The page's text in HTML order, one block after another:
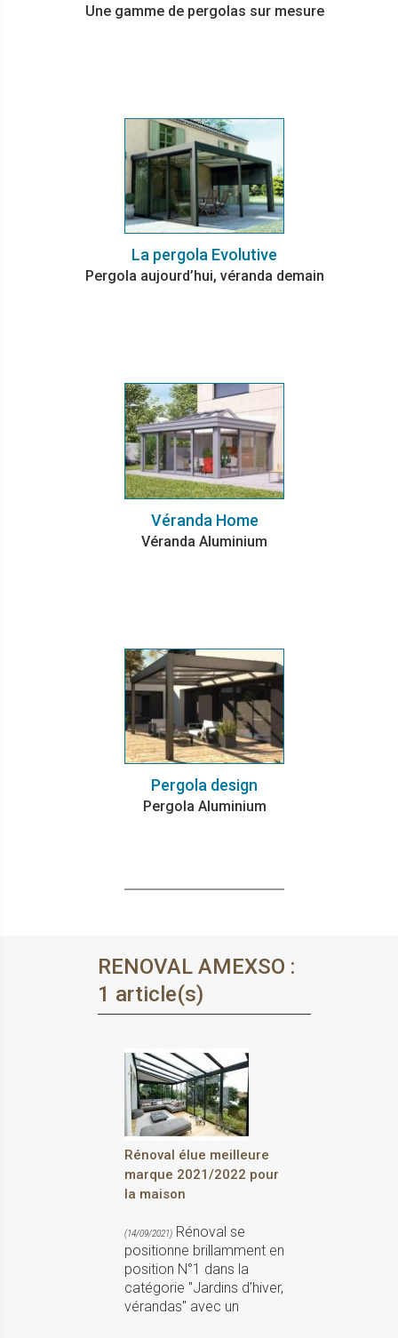
Une gamme de pergolas sur mesure
La pergola Evolutive
Pergola aujourd’hui, véranda demain
Véranda Home
Véranda Aluminium
Pergola design
Pergola Aluminium
RENOVAL AMEXSO :
1 article(s)
Rénoval élue meilleure
marque 2021/2022 pour
la maison
(14/09/2021) Rénoval se
positionne brillamment en
position N°1 dans la
catégorie "Jardins d’hiver,
vérandas" avec un